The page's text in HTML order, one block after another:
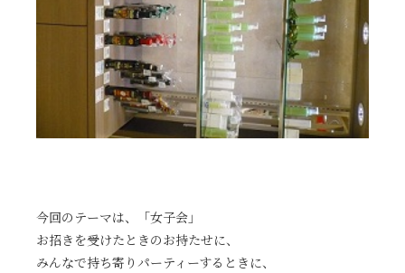
今回のテーマは、「女子会」
お招きを受けたときのお持たせに、
みんなで持ち寄りパーティーするときに、